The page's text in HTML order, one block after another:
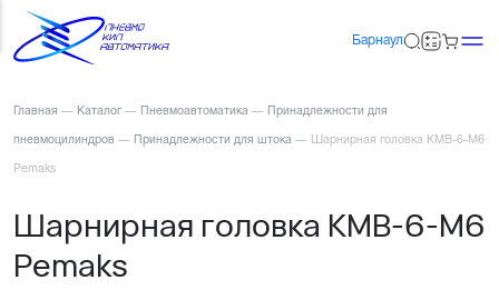
Барнаул
Главная — Каталог — Пневмоавтоматика — Принадлежности для
пневмоцилиндров — Принадлежности для штока — Шарнирная головка KMB-6-M6
Pemaks
Шарнирная головка KMB-6-M6
Pemaks